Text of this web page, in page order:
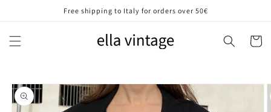
direttamenteFree shipping to Italy for orders over 50€
Carrello
Passa alle
informazioni
sul prodotto